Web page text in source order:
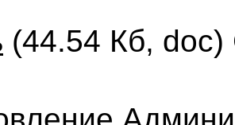
(44.54 Кб, doc)